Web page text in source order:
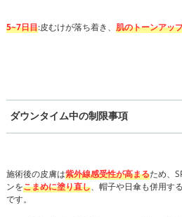
5~7日目:皮むけが落ち着き、 肌のトーンアッ
ダウンタイム中の制限事項
施術後の皮膚は紫外線感受性が高まるため、
ンをこまめに塗り直し、帽子や日傘も併用す
です。